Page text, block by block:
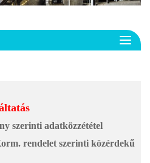
szerinti adatközzététel
rendelet szerinti közérdekű